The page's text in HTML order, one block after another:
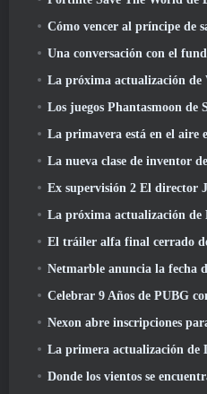
Cómo vencer al príncipe de
Una conversación con el fundador y director ejecutivo
La próxima actualización de
Los juegos Phantasmoon de Star Rail
La primavera está en el aire en
La nueva clase de inventor de Crystal Of
Ex supervisión 2 El director Jeff
La próxima actualización de Eterspire
El tráiler alfa final cerrado de Last Paradise
Netmarble anuncia la fecha de lanzamiento del RPG de
Celebrar 9 Años de PUBG con
Nexon abre inscripciones para la prueba en
La primera actualización de Descendant March
Donde los vientos se encuentran Guía